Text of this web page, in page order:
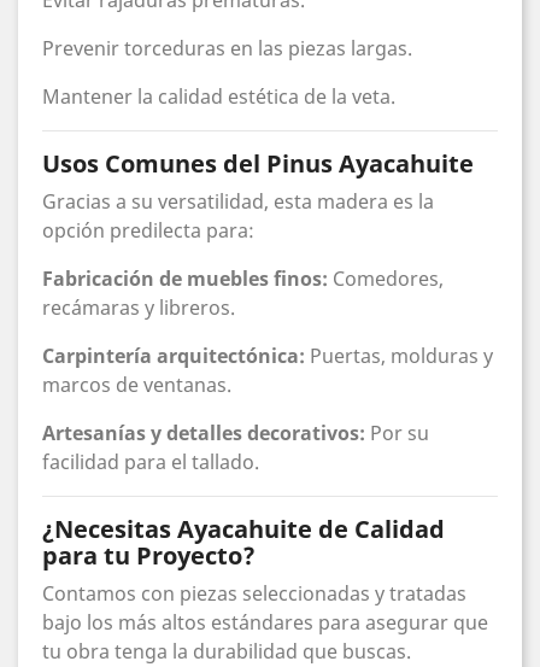
Prevenir torceduras en las piezas largas.
Mantener la calidad estética de la veta.
Usos Comunes del Pinus Ayacahuite
Gracias a su versatilidad, esta madera es la
opción predilecta para:
Fabricación de muebles finos: Comedores,
recámaras y libreros.
Carpintería arquitectónica: Puertas, molduras y
marcos de ventanas.
Artesanías y detalles decorativos: Por su
facilidad para el tallado.
¿Necesitas Ayacahuite de Calidad
para tu Proyecto?
Contamos con piezas seleccionadas y tratadas
bajo los más altos estándares para asegurar que
tu obra tenga la durabilidad que buscas.